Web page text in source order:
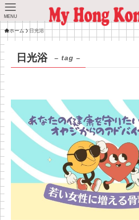
MENU
ホーム 日光浴
日光浴 – tag –